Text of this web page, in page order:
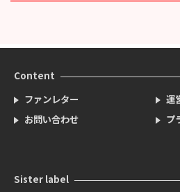
Content
ファンレター
お問い合わせ
運
プ
Sister label